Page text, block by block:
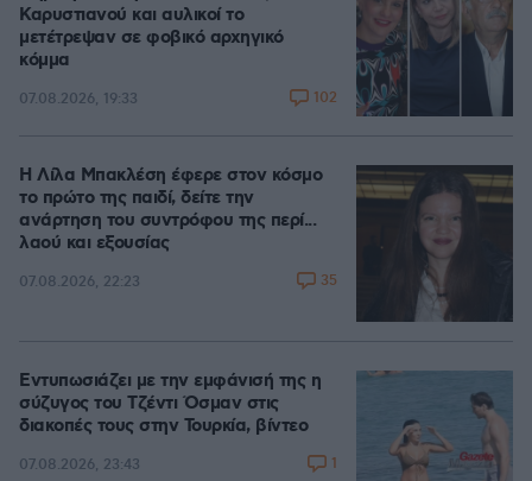
Καρυστιανού και αυλικοί το
μετέτρεψαν σε φοβικό αρχηγικό
κόμμα
07.08.2026, 19:33 102
Η Λίλα Μπακλέση έφερε στον κόσμο
το πρώτο της παιδί, δείτε την
ανάρτηση του συντρόφου της περί...
λαού και εξουσίας
07.08.2026, 22:23 35
Εντυπωσιάζει με την εμφάνισή της η
σύζυγος του Τζέντι Όσμαν στις
διακοπές τους στην Τουρκία, βίντεο
07.08.2026, 23:43 1